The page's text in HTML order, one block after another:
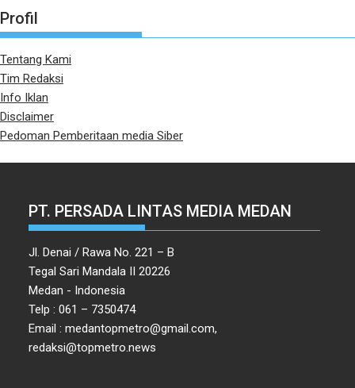
Profil
Tentang Kami
Tim Redaksi
Info Iklan
Disclaimer
Pedoman Pemberitaan media Siber
PT. PERSADA LINTAS MEDIA MEDAN
Jl. Denai / Rawa No. 221 – B
Tegal Sari Mandala II 20226
Medan - Indonesia
Telp : 061 – 7350474
Email : medantopmetro@gmail.com,
redaksi@topmetro.news